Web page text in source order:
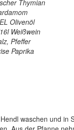
Thymian
Olivenöl
Weißwein
Pfeffer
Paprika
waschen und in